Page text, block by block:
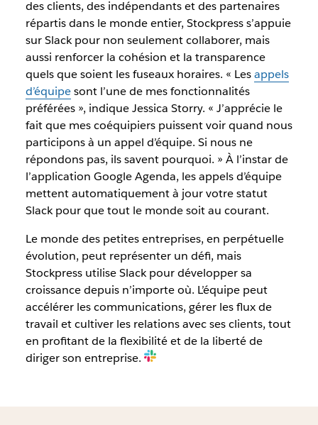
des clients, des indépendants et des partenaires
répartis dans le monde entier, Stockpress s’appuie
sur Slack pour non seulement collaborer, mais
aussi renforcer la cohésion et la transparence
quels que soient les fuseaux horaires. « Lesappels
d’équipesont l’une de mes fonctionnalités
préférées », indique Jessica Storry. « J’apprécie le
fait que mes coéquipiers puissent voir quand nous
participons à un appel d’équipe. Si nous ne
répondons pas, ils savent pourquoi. » À l’instar de
l’application Google Agenda, les appels d’équipe
mettent automatiquement à jour votre statut
Slack pour que tout le monde soit au courant.
Le monde des petites entreprises, en perpétuelle
évolution, peut représenter un défi, mais
Stockpress utilise Slack pour développer sa
croissance depuis n’importe où. L’équipe peut
accélérer les communications, gérer les flux de
travail et cultiver les relations avec ses clients, tout
en profitant de la flexibilité et de la liberté de
diriger son entreprise.